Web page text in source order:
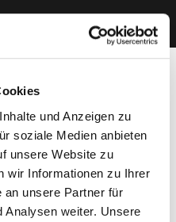
und Anzeigen zu
soziale Medien anbieten
unsere Website zu
wir Informationen zu Ihrer
an unsere Partner für
Analysen weiter. Unsere